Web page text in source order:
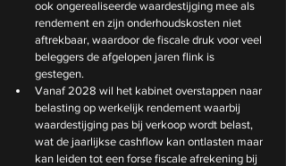
ook ongerealiseerde waardestijging mee als
rendement en zijn onderhoudskosten niet
aftrekbaar, waardoor de fiscale druk voor veel
beleggers de afgelopen jaren flink is
gestegen.
Vanaf 2028 wil het kabinet overstappen naar
belasting op werkelijk rendement waarbij
waardestijging pas bij verkoop wordt belast,
wat de jaarlijkse cashflow kan ontlasten maar
kan leiden tot een forse fiscale afrekening bij